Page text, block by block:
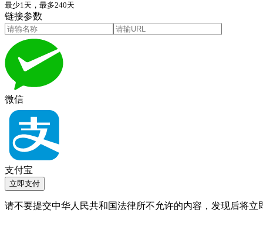
最少1天，最多240天
链接参数
微信
支付宝
立即支付
请不要提交中华人民共和国法律所不允许的内容，发现后将立